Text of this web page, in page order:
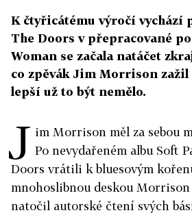
K čtyřicátému výročí vychází
The Doors v přepracované
Woman se začala natáčet
co zpěvák Jim Morrison
lepší už to být nemělo.
J im Morrison měl za sebou
Po nevydařeném albu Soft
Doors vrátili k bluesovým
mnohoslibnou deskou Morrison
natočil autorské čtení svých